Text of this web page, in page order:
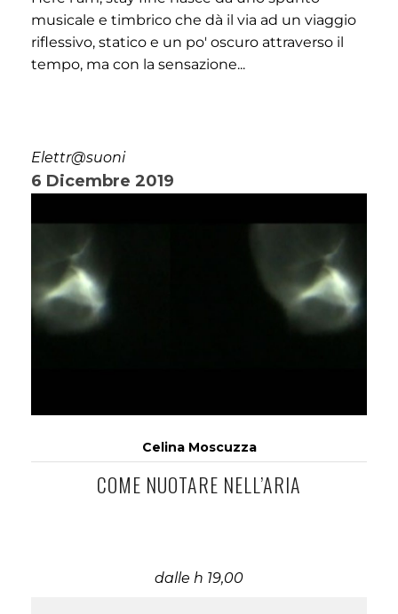
musicale e timbrico che dà il via ad un viaggio
riflessivo, statico e un po' oscuro attraverso il
tempo, ma con la sensazione...
Elettr@suoni
6 Dicembre 2019
Celina Moscuzza
COME NUOTARE NELL’ARIA
dalle h 19,00